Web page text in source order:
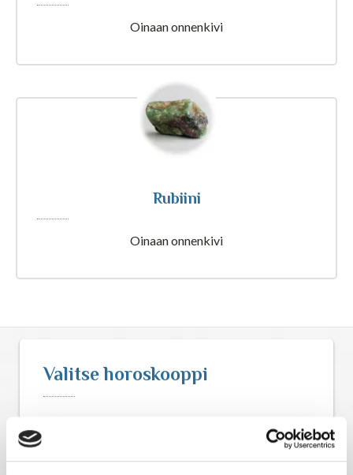
Rajatietoa
Henkimaailma
Itsensä kehittäminen
Kaukoparannus
Numerologia
Oinaan onnenkivi
Rubiini
Oinaan onnenkivi
Valitse horoskooppi